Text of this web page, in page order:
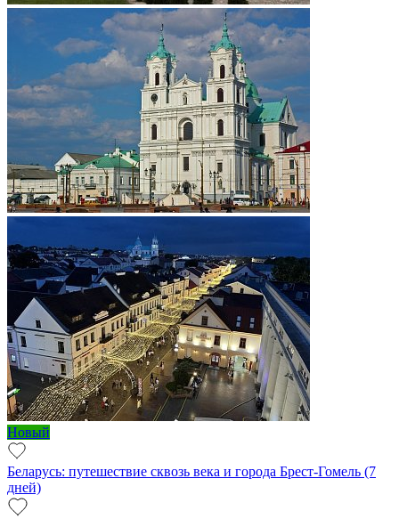
Новый
Беларусь: путешествие сквозь века и города Брест-Гомель (7
дней)